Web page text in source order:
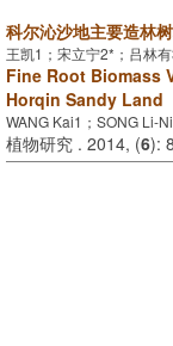
科尔沁沙地主要造林
王凯1；宋立宁2*；吕林
Fine Root Biomass
Horqin Sandy Land
WANG Kai1；SONG Li-
植物研究 . 2014, (6):